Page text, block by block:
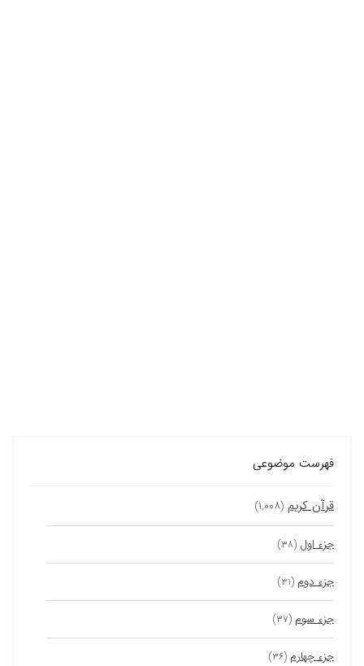
فهرست موضوعی
قرآن کریم (۱,۰۰۸)
جزء اول (۳۸)
جزء دوم (۳۱)
جزء سوم (۳۷)
جزء چهارم (۳۶)